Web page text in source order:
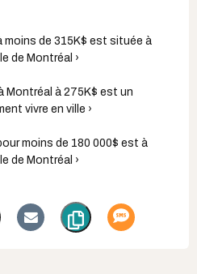
moins de 315K$ est située à
de Montréal ›
Montréal à 275K$ est un
vivre en ville ›
moins de 180 000$ est à
de Montréal ›